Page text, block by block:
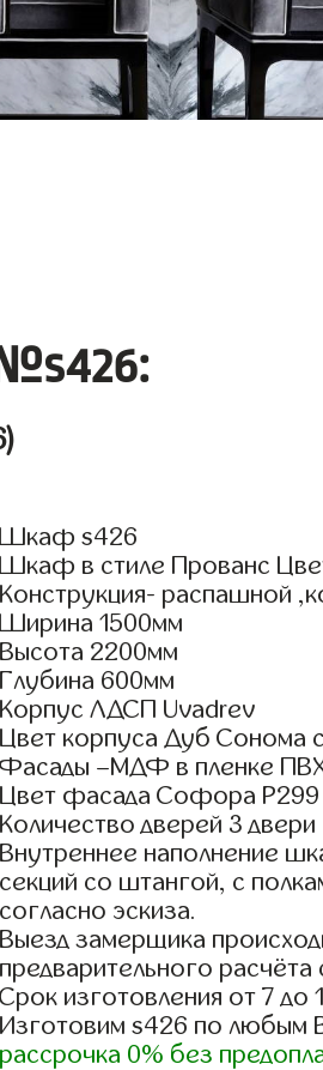
Шкаф s426
Шкаф в стиле Прованс
Конструкция- распашной
Ширина 1500мм
Высота 2200мм
Глубина 600мм
Корпус ЛДСП Uvadrev
Цвет корпуса Дуб Сонома
Фасады –МДФ в пленке
Цвет фасада Софора Р299
Количество дверей 3 двери
Внутреннее наполнение
секций со штангой, с
согласно эскиза.
Выезд замерщика
предварительного расчёта
Срок изготовления от 7 до
Изготовим s426 по любым
рассрочка 0% без